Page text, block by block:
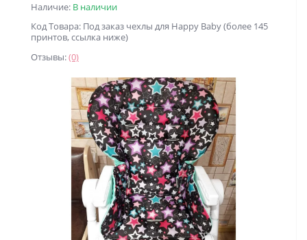
Наличие: В наличии
Код Товара: Под заказ чехлы для Happy Baby (более 145
принтов, ссылка ниже)
Отзывы:(0)